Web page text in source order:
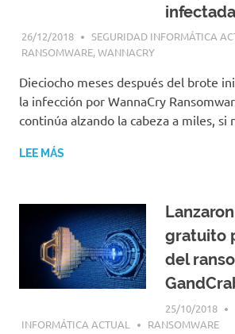
26/12/2018
SEGURIDAD INFORMÁTICA
RANSOMWARE,WANNACRY
Dieciocho meses después del brote
la infección por WannaCry
continúa alzando la cabeza a miles,
LEE MÁS
gratuito
del
25/10/2018
INFORMÁTICA ACTUAL
RANSOMWARE